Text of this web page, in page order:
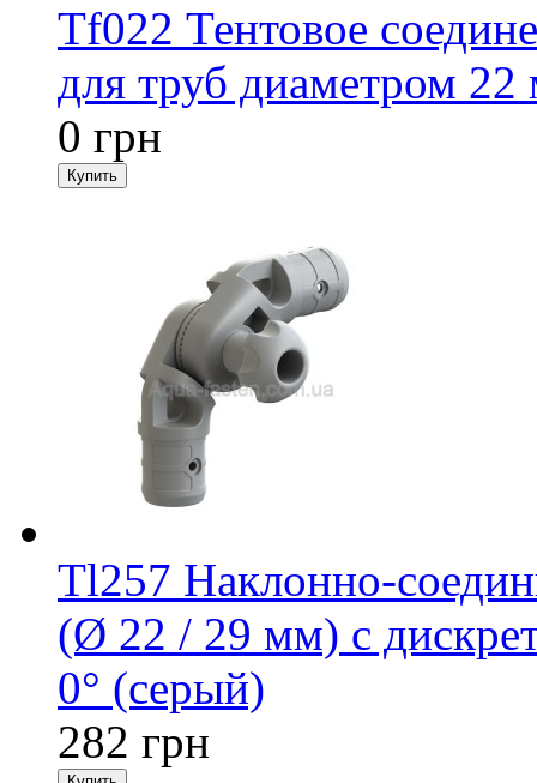
Tf022 Тентовое
для труб диаметром
0 грн
Tl257 Наклонно-
(Ø 22 / 29 мм) с
0° (серый)
282 грн